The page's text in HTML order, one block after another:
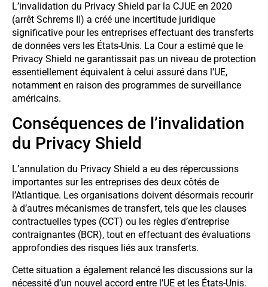
L’invalidation du Privacy Shield par la CJUE en 2020
(arrêt Schrems II) a créé une incertitude juridique
significative pour les entreprises effectuant des transferts
de données vers les États-Unis. La Cour a estimé que le
Privacy Shield ne garantissait pas un niveau de protection
essentiellement équivalent à celui assuré dans l’UE,
notamment en raison des programmes de surveillance
américains.
Conséquences de l’invalidation
du Privacy Shield
L’annulation du Privacy Shield a eu des répercussions
importantes sur les entreprises des deux côtés de
l’Atlantique. Les organisations doivent désormais recourir
à d’autres mécanismes de transfert, tels que les clauses
contractuelles types (CCT) ou les règles d’entreprise
contraignantes (BCR), tout en effectuant des évaluations
approfondies des risques liés aux transferts.
Cette situation a également relancé les discussions sur la
nécessité d’un nouvel accord entre l’UE et les États-Unis.